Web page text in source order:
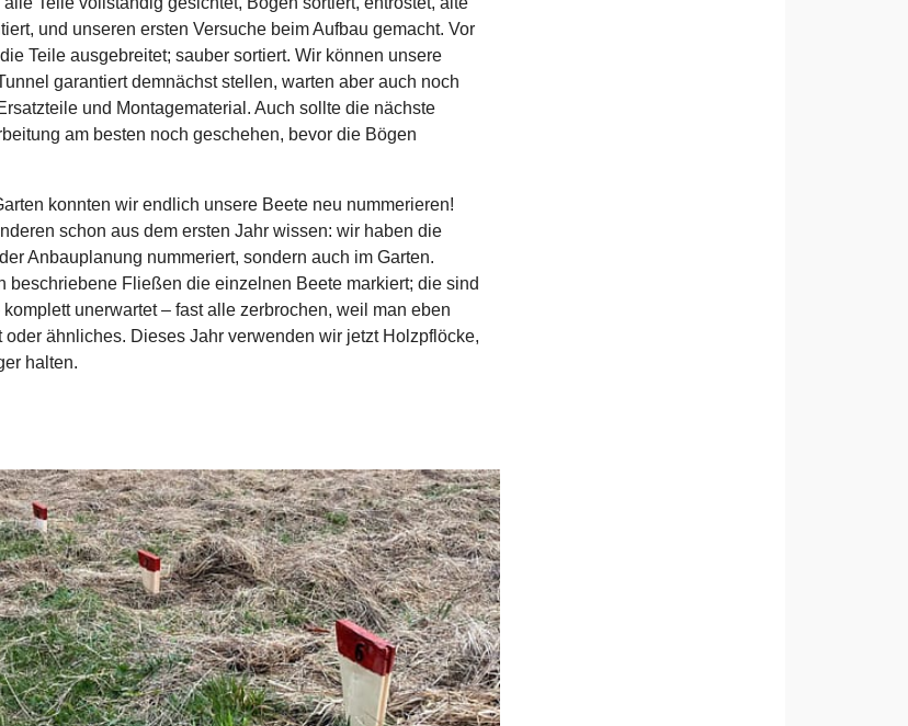
und unseren ersten Versuche beim Aufbau gemacht. Vor
Teile ausgebreitet; sauber sortiert. Wir können unsere
garantiert demnächst stellen, warten aber auch noch
und Montagematerial. Auch sollte die nächste
am besten noch geschehen, bevor die Bögen
konnten wir endlich unsere Beete neu nummerieren!
schon aus dem ersten Jahr wissen: wir haben die
Anbauplanung nummeriert, sondern auch im Garten.
beschriebene Fließen die einzelnen Beete markiert; die sind
unerwartet – fast alle zerbrochen, weil man eben
oder ähnliches. Dieses Jahr verwenden wir jetzt Holzpflöcke,
halten.